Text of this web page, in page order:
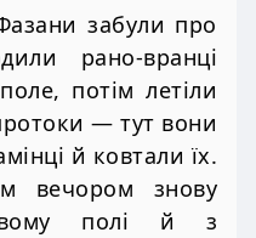
забули про
рано-вранці
потім летіли
— тут вони
й ковтали їх.
вечором знову
полі й з